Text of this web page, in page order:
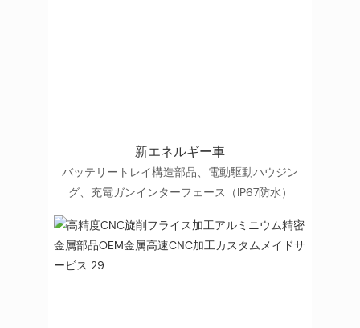
新エネルギー車
バッテリートレイ構造部品、電動駆動ハウジン
グ、充電ガンインターフェース（IP67防水）